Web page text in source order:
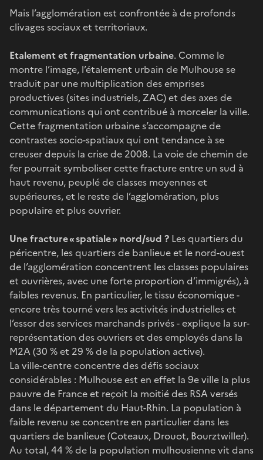
Mais l’agglomération est confrontée à de profonds
clivages sociaux et territoriaux.
Etalement et fragmentation urbaine. Comme le
montre l’image, l’étalement urbain de Mulhouse se
traduit par une multiplication des emprises
productives (sites industriels, ZAC) et des axes de
communications qui ont contribué à morceler la ville.
Cette fragmentation urbaine s’accompagne de
contrastes socio-spatiaux qui ont tendance à se
creuser depuis la crise de 2008. La voie de chemin de
fer pourrait symboliser cette fracture entre un sud à
haut revenu, peuplé de classes moyennes et
supérieures, et le reste de l’agglomération, plus
populaire et plus ouvrier.
Une fracture « spatiale » nord/sud ? Les quartiers du
péricentre, les quartiers de banlieue et le nord-ouest
de l’agglomération concentrent les classes populaires
et ouvrières, avec une forte proportion d’immigrés), à
faibles revenus. En particulier, le tissu économique -
encore très tourné vers les activités industrielles et
l’essor des services marchands privés - explique la sur-
représentation des ouvriers et des employés dans la
M2A (30 % et 29 % de la population active).
La ville-centre concentre des défis sociaux
considérables : Mulhouse est en effet la 9e ville la plus
pauvre de France et reçoit la moitié des RSA versés
dans le département du Haut-Rhin. La population à
faible revenu se concentre en particulier dans les
quartiers de banlieue (Coteaux, Drouot, Bourztwiller).
Au total, 44 % de la population mulhousienne vit dans